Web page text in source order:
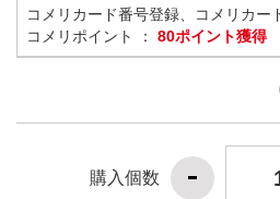
コメリカード番号登録、コメリカー
コメリポイント ： 80ポイント獲得
購入個数